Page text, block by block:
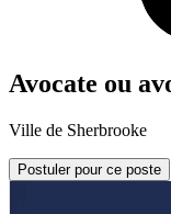
Avocate ou
Ville de Sherbrooke
Postuler pour ce poste